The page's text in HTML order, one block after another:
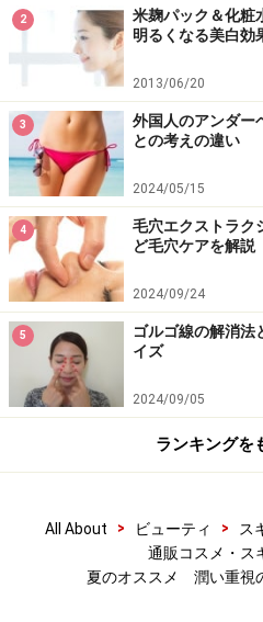
2
米麹パック＆化粧
明るくなる美白効
2013/06/20
3
外国人のアンダー
との考えの違い
2024/05/15
4
毛穴エクストラク
ど毛穴ケアを解説
2024/09/24
5
ゴルゴ線の解消法
イズ
2024/09/05
ランキングを
All About > ビューティ > ス
通販コスメ・ス
夏のオススメ 潤い重視